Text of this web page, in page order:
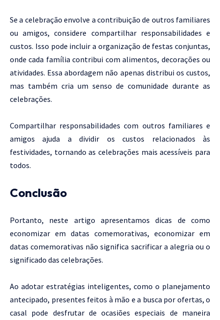
Se a celebração envolve a contribuição de outros familiares
ou amigos, considere compartilhar responsabilidades e
custos. Isso pode incluir a organização de festas conjuntas,
onde cada família contribui com alimentos, decorações ou
atividades. Essa abordagem não apenas distribui os custos,
mas também cria um senso de comunidade durante as
celebrações.
Compartilhar responsabilidades com outros familiares e
amigos ajuda a dividir os custos relacionados às
festividades, tornando as celebrações mais acessíveis para
todos.
Conclusão
Portanto, neste artigo apresentamos dicas de como
economizar em datas comemorativas, economizar em
datas comemorativas não significa sacrificar a alegria ou o
significado das celebrações.
Ao adotar estratégias inteligentes, como o planejamento
antecipado, presentes feitos à mão e a busca por ofertas, o
casal pode desfrutar de ocasiões especiais de maneira